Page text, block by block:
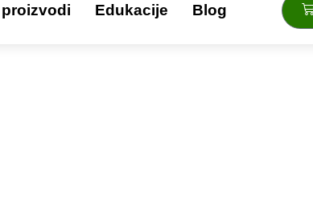
Edukacije Blog